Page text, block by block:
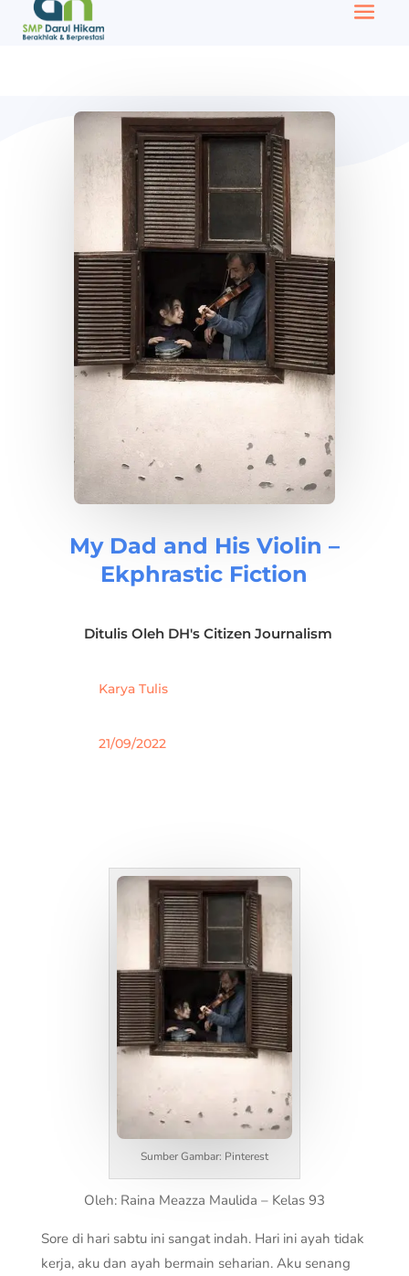
My Dad and His Violin –
Ekphrastic Fiction
Ditulis Oleh DH's Citizen Journalism
Karya Tulis
21/09/2022
Sumber Gambar: Pinterest
Oleh: Raina Meazza Maulida – Kelas 93
Sore di hari sabtu ini sangat indah. Hari ini ayah tidak
kerja, aku dan ayah bermain seharian. Aku senang